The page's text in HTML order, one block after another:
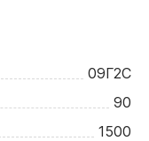
09Г2С
90
1500